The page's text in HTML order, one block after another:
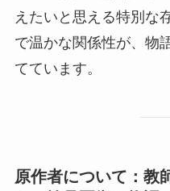
えたいと思える特別な
で温かな関係性が、物
てています。
原作者について：教